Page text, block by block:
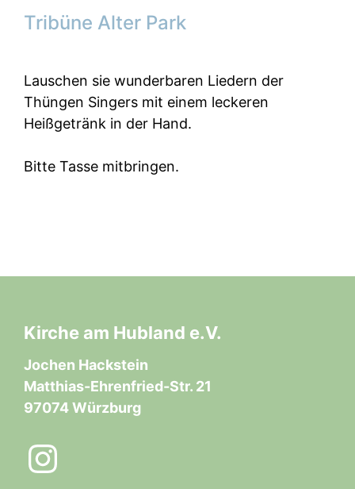
Tribüne Alter Park
Lauschen sie wunderbaren Liedern der
Thüngen Singers mit einem leckeren
Heißgetränk in der Hand.
Bitte Tasse mitbringen.
Kirche am Hubland e.V.
Jochen Hackstein
Matthias-Ehrenfried-Str. 21
97074 Würzburg
Instagram